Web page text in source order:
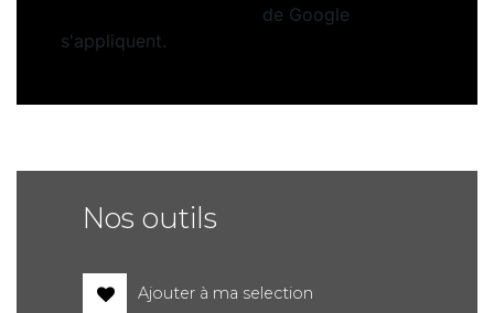
de Google
s'appliquent.
Nos outils
Ajouter à ma selection